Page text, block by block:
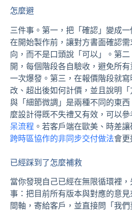
怎麼避
三件事。第一，把「確認」變成一
在開始製作前，讓對方書面確認
向，而不是口頭說「可以」。第
開，每個階段各自驗收，避免所
一次爆發。第三，在報價階段就
改、超出後如何計價，並且說明「
與「細節微調」是兩種不同的東
麼設計得既不失禮又有效，可以參
呆流程 。若客戶端在歐美、時差讓
跨時區協作的非同步交付做法會更
已經踩到了怎麼補救
當你發現自己已經在無限循環裡
事：把目前所有版本與對應的意
間軸，寄給客戶，並直接問「我